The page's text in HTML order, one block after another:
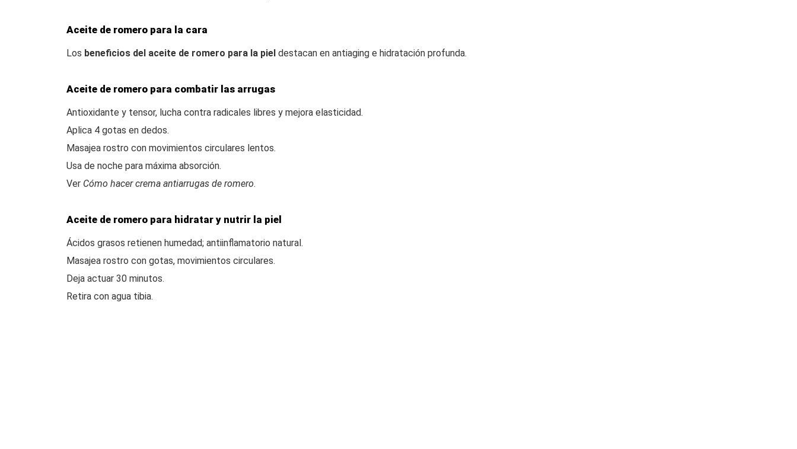
Aceite de romero para la cara
Los beneficios del aceite de romero para la piel destacan en antiaging e hidratación profunda.
Aceite de romero para combatir las arrugas
Antioxidante y tensor, lucha contra radicales libres y mejora elasticidad.
Aplica 4 gotas en dedos.
Masajea rostro con movimientos circulares lentos.
Usa de noche para máxima absorción.
Ver Cómo hacer crema antiarrugas de romero.
Aceite de romero para hidratar y nutrir la piel
Ácidos grasos retienen humedad; antiinflamatorio natural.
Masajea rostro con gotas, movimientos circulares.
Deja actuar 30 minutos.
Retira con agua tibia.